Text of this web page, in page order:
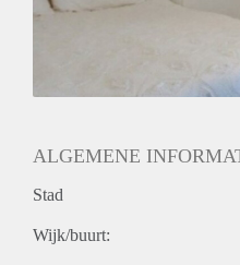
ALGEMENE
Stad
Wijk/buurt: